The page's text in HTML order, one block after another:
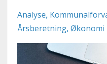
Analyse
Årsberetning Økonomi